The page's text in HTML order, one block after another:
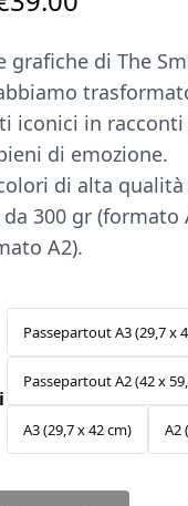
prezzo:
da
€29.00
a
€39.00
grafiche di The
iconici in racconti
di emozione.
di alta qualità
300 gr (formato
A2).
Passepartout A3 (29,7 x
Passepartout A2 (42 x
A3 (29,7 x 42 cm) A2